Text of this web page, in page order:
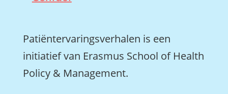
Patiëntervaringsverhalen is een
initiatief van Erasmus School of Health
Policy & Management.